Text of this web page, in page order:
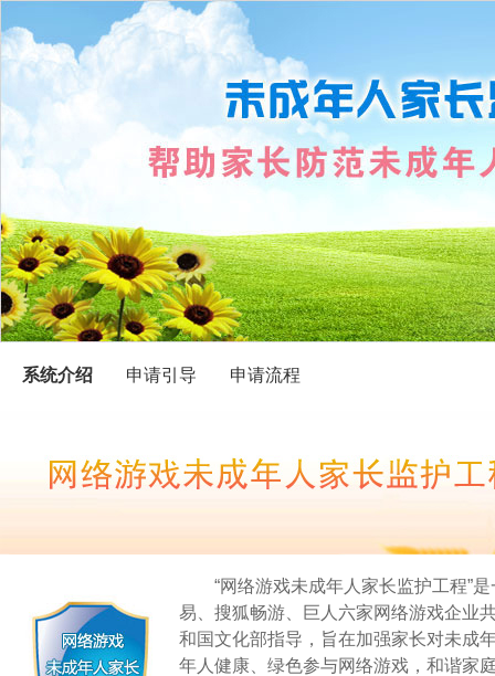
系统介绍 申请引导 申请流程
“网络游戏未成年人家长监护工程”是
易、搜狐畅游、巨人六家网络游戏企业
和国文化部指导，旨在加强家长对未成
年人健康、绿色参与网络游戏，和谐家